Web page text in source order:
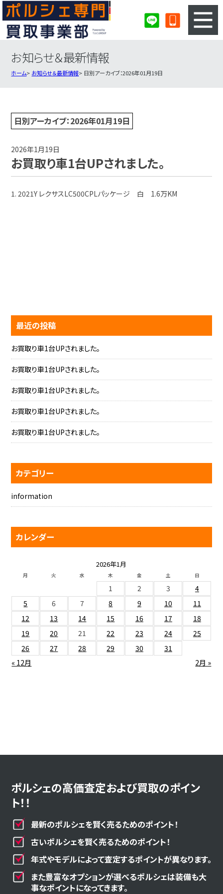
3ステップのカンタン査定
ポルシェ買取実績 会社概要・店舗紹介・MAP
お知らせ＆最新情報
ホーム お知らせ＆最新情報 日別アーカイブ：2026年01月19日
日別アーカイブ：2026年01月19日
2026年1月19日
お買取り車1台UPされました。
1. 2021Y レクサスLC500CPLパッケージ 白 1.6万KM
最近の投稿
お買取り車1台UPされました。
お買取り車1台UPされました。
お買取り車1台UPされました。
お買取り車1台UPされました。
お買取り車1台UPされました。
カテゴリー
information
カレンダー
2026年1月
月 火 水 木 金 土 日
« 12月 2月 »
1 2 3
4
5
6 7 8 9 10
11
12
13 14 15 16 17
18
19
20 21 22 23 24
25
26
27 28 29 30 31
ポルシェの高価査定および買取のポイン
ト！！
最新のポルシェを賢く売るためのポイント！
古いポルシェを賢く売るためのポイント！
年式やモデルによって査定するポイントが異なります。
また豊富なオプションが選べるポルシェは装備も大
事なポイントになってきます。